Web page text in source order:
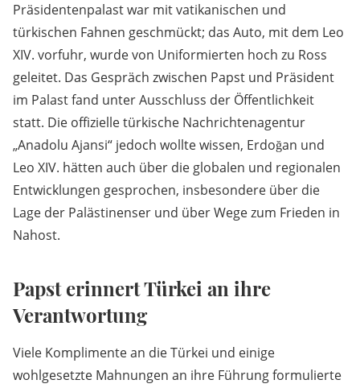
Präsidentenpalast war mit vatikanischen und
türkischen Fahnen geschmückt; das Auto, mit dem Leo
XIV. vorfuhr, wurde von Uniformierten hoch zu Ross
geleitet. Das Gespräch zwischen Papst und Präsident
im Palast fand unter Ausschluss der Öffentlichkeit
statt. Die offizielle türkische Nachrichtenagentur
„Anadolu Ajansi“ jedoch wollte wissen, Erdoğan und
Leo XIV. hätten auch über die globalen und regionalen
Entwicklungen gesprochen, insbesondere über die
Lage der Palästinenser und über Wege zum Frieden in
Nahost.
Papst erinnert Türkei an ihre
Verantwortung
Viele Komplimente an die Türkei und einige
wohlgesetzte Mahnungen an ihre Führung formulierte